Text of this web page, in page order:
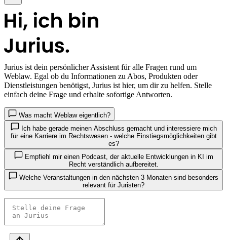
Jurius ist dein persönlicher Assistent für alle Fragen rund um
Weblaw. Egal ob du Informationen zu Abos, Produkten oder
Dienstleistungen benötigst, Jurius ist hier, um dir zu helfen. Stelle
einfach deine Frage und erhalte sofortige Antworten.
Was macht Weblaw eigentlich?
Ich habe gerade meinen Abschluss gemacht und interessiere mich
für eine Karriere im Rechtswesen - welche Einstiegsmöglichkeiten gibt
es?
Empfiehl mir einen Podcast, der aktuelle Entwicklungen in KI im
Recht verständlich aufbereitet.
relevant für Juristen?